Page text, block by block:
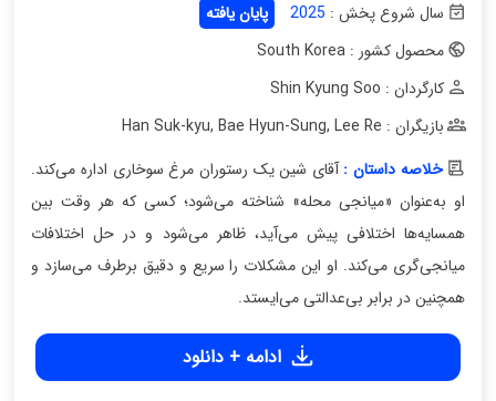
سال شروع پخش : 2025
پایان یافته
محصول کشور : South Korea
کارگردان : Shin Kyung Soo
بازیگران : Han Suk-kyu
, Bae Hyun-Sung, Lee Re
خلاصه داستان :آقای شین یک رستوران مرغ سوخاری اداره می‌کند.
او به‌عنوان «میانجی محله» شناخته می‌شود؛ کسی که هر وقت بین
همسایه‌ها اختلافی پیش می‌آید، ظاهر می‌شود و در حل اختلافات
میانجی‌گری می‌کند. او این مشکلات را سریع و دقیق برطرف می‌سازد و
همچنین در برابر بی‌عدالتی می‌ایستد.
ادامه + دانلود